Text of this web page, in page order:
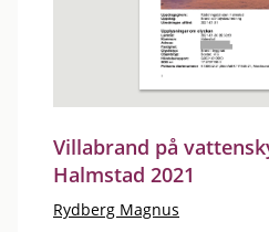
Villabrand på
Halmstad 2021
Rydberg Magnus